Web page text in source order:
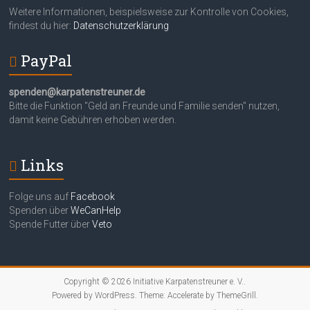
Weitere Informationen, beispielsweise zur Kontrolle von Cookies,
findest du hier: Datenschutzerklärung
PayPal
spenden@karpatenstreuner.de
Bitte die Funktion "Geld an Freunde und Familie senden" nutzen,
damit keine Gebühren erhoben werden.
Links
Folge uns auf Facebook
Spenden überWeCanHelp
Spende Futter überVeto
Copyright © 2026 Initiative Karpatenstreuner e. V..
Powered by WordPress. Theme: Accelerate by ThemeGrill .